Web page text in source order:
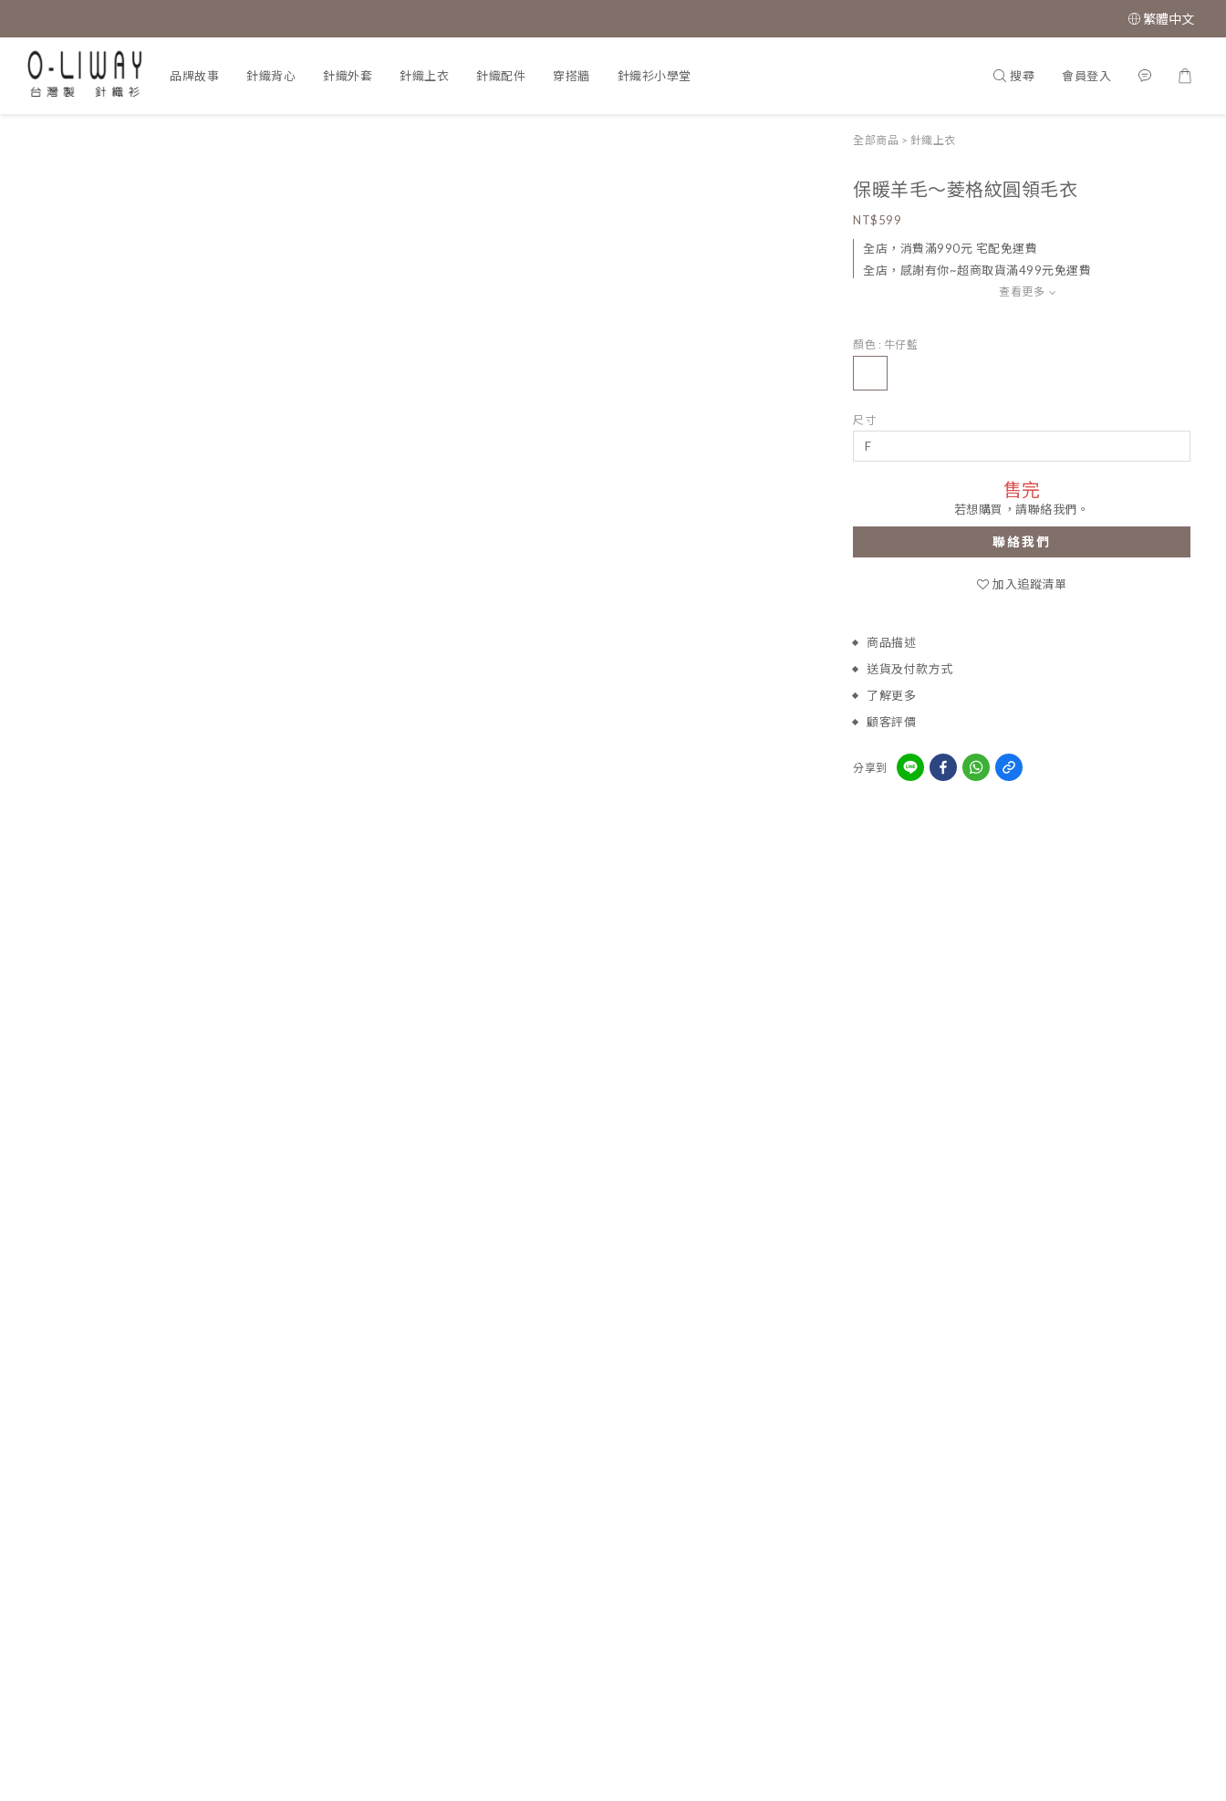
繁體中文
品牌故事 針織背心 針織外套 針織上衣 針織配件 穿搭牆 針織衫小學堂 搜尋 會員登入
全部商品 > 針織上衣
保暖羊毛～菱格紋圓領毛衣
NT$599
全店，消費滿990元 宅配免運費
全店，感謝有你~超商取貨滿499元免運費
查看更多
顏色 : 牛仔藍
尺寸
售完
若想購買，請聯絡我們。
聯絡我們
加入追蹤清單
商品描述
送貨及付款方式
了解更多
顧客評價
分享到